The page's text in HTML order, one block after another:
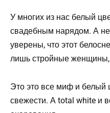
У многих из нас белый
свадебным нарядом. А
уверены, что этот
лишь стройные женщины,
Это это все миф и белый
свежести. А total white и